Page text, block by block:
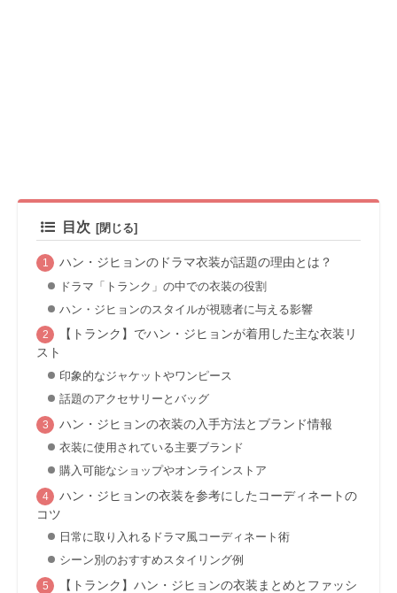
目次
ハン・ジヒョンのドラマ衣装が話題の理由とは？
ドラマ「トランク」の中での衣装の役割
ハン・ジヒョンのスタイルが視聴者に与える影響
【トランク】でハン・ジヒョンが着用した主な衣装リ
スト
印象的なジャケットやワンピース
話題のアクセサリーとバッグ
ハン・ジヒョンの衣装の入手方法とブランド情報
衣装に使用されている主要ブランド
購入可能なショップやオンラインストア
ハン・ジヒョンの衣装を参考にしたコーディネートの
コツ
日常に取り入れるドラマ風コーディネート術
シーン別のおすすめスタイリング例
【トランク】ハン・ジヒョンの衣装まとめとファッシ